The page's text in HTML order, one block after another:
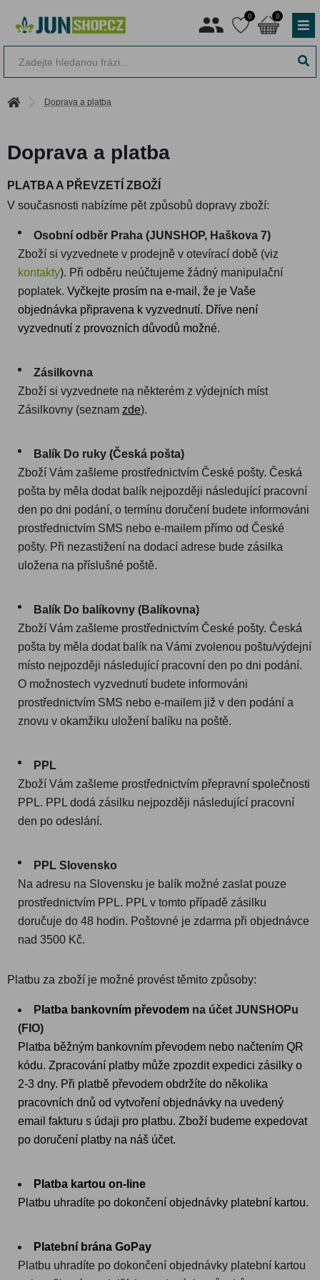
0 0
Doprava a platba
Doprava a platba
PLATBA A PŘEVZETÍ ZBOŽÍ
V současnosti nabízíme pět způsobů dopravy zboží:
Osobní odběr Praha (JUNSHOP, Haškova 7)
Zboží si vyzvednete v prodejně v otevírací době (viz
kontakty). Při odběru neúčtujeme žádný manipulační
poplatek. Vyčkejte prosím na e-mail, že je Vaše
objednávka připravena k vyzvednutí. Dříve není
vyzvednutí z provozních důvodů možné.
Zásilkovna
Zboží si vyzvednete na některém z výdejních míst
Zásilkovny (seznam zde).
Balík Do ruky (Česká pošta)
Zboží Vám zašleme prostřednictvím České pošty. Česká
pošta by měla dodat balík nejpozději následující pracovní
den po dni podání, o termínu doručení budete informováni
prostřednictvím SMS nebo e-mailem přímo od České
pošty. Při nezastižení na dodací adrese bude zásilka
uložena na příslušné poště.
Balík Do balíkovny (Balíkovna)
Zboží Vám zašleme prostřednictvím České pošty. Česká
pošta by měla dodat balík na Vámi zvolenou poštu/výdejní
místo nejpozději následující pracovní den po dni podání.
O možnostech vyzvednutí budete informováni
prostřednictvím SMS nebo e-mailem již v den podání a
znovu v okamžiku uložení balíku na poště.
PPL
Zboží Vám zašleme prostřednictvím přepravní společnosti
PPL. PPL dodá zásilku nejpozději následující pracovní
den po odeslání.
PPL Slovensko
Na adresu na Slovensku je balík možné zaslat pouze
prostřednictvím PPL. PPL v tomto případě zásilku
doručuje do 48 hodin. Poštovné je zdarma při objednávce
nad 3500 Kč.
Platbu za zboží je možné provést těmito způsoby:
P latba bankovním převodem na účet JUNSHOPu
(FIO)
Platba běžným bankovním převodem nebo načtením QR
kódu. Zpracování platby může zpozdit expedici zásilky o
2-3 dny. Při platbě převodem obdržíte do několika
pracovních dnů od vytvoření objednávky na uvedený
email fakturu s údaji pro platbu. Zboží budeme expedovat
po doručení platby na náš účet.
Platba kartou on-line
Platbu uhradíte po dokončení objednávky platební kartou.
Platební brána GoPay
Platbu uhradíte po dokončení objednávky platební kartou